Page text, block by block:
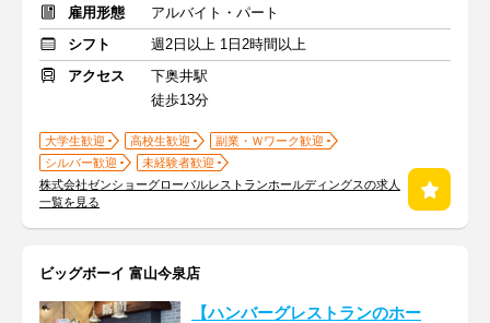
雇用形態
アルバイト・パート
シフト
週2日以上 1日2時間以上
アクセス
下奥井駅
徒歩13分
大学生歓迎 高校生歓迎
副業・Ｗワーク歓迎
シルバー歓迎
未経験者歓迎
株式会社ゼンショーグローバルレストランホールディングスの求人
一覧を見る
ビッグボーイ 富山今泉店
【ハンバーグレストランのホー